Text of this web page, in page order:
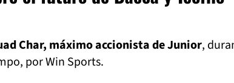
Char, máximo accionista de Junior,
por Win Sports.